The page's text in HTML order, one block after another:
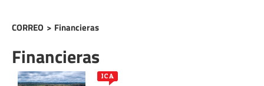
CORREO > Financieras
Financieras
ICA